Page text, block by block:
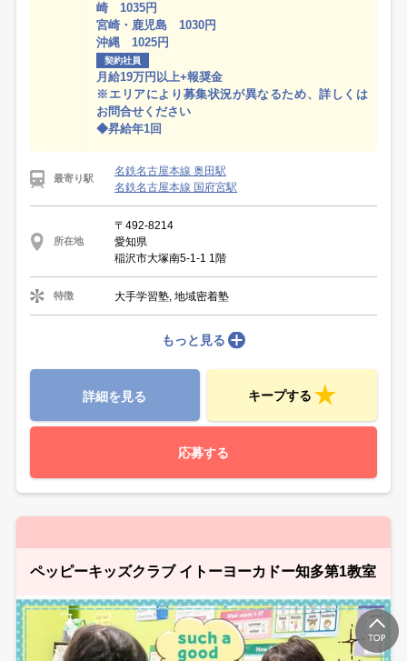
崎 1035円
宮崎・鹿児島 1030円
沖縄 1025円
契約社員
月給19万円以上+報奨金
※エリアにより募集状況が異なるため、詳しくは
お問合せください
◆昇給年1回
最寄り駅
名鉄名古屋本線 奥田駅
名鉄名古屋本線 国府宮駅
所在地
〒492-8214
愛知県
稲沢市大塚南5-1-1 1階
特徴 大手学習塾, 地域密着塾
もっと見る
詳細を見る キープする
応募する
ペッピーキッズクラブ イトーヨーカドー知多第1教室